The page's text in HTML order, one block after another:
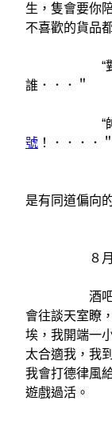
生，隻會要你
不喜歡的貨品
“對不起對
誰．．．＂
“帥不帥
號 ！．．．．
得不到浩
是有同道偏向
８月
酒吧不想
會往談天室瞭
埃，我開端一
太合適我，我
我會打德律風
遊戲過活。